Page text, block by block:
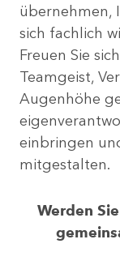
übernehmen,
sich fachlich
Freuen Sie
Teamgeist,
Augenhöhe
einbringen
mitgestalten.
Werden